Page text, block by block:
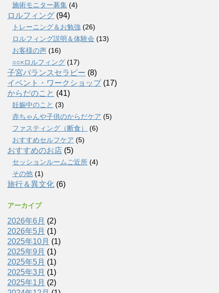
施術モニター募集 (4)
ロルフィング (94)
トレーニング＆お勉強 (26)
ロルフィング説明＆体験会 (13)
お客様の声 (16)
○○×ロルフィング (17)
子宮バランスセラピー (8)
イベント・ワークショップ(17)
からだのこと (41)
妊娠中のこと (3)
赤ちゃんや子供のからだケア (5)
ファスティング（断食）
(6)
おすすめセルフケア (5)
おすすめのお店 (5)
セッションルームご近所 (4)
その他 (1)
旅行＆異文化 (6)
アーカイブ
2026年6月 (2)
2026年5月 (1)
2025年10月 (1)
2025年9月 (1)
2025年5月 (1)
2025年3月 (1)
2025年1月 (2)